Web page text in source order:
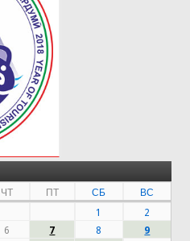
ЧТ ПТ СБ
ВС
1
2
6 7 8
9